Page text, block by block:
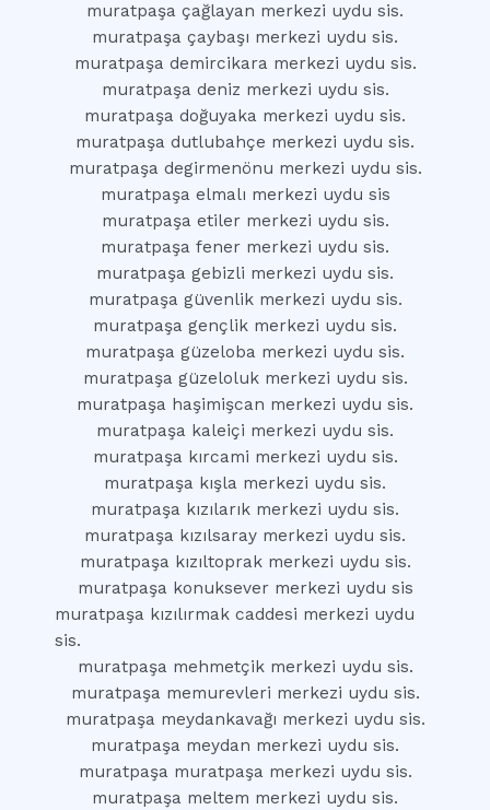
muratpaşa çağlayan merkezi uydu sis.
muratpaşa çaybaşı merkezi uydu sis.
muratpaşa demircikara merkezi uydu sis.
muratpaşa deniz merkezi uydu sis.
muratpaşa doğuyaka merkezi uydu sis.
muratpaşa dutlubahçe merkezi uydu sis.
muratpaşa degirmenönu merkezi uydu sis.
muratpaşa elmalı merkezi uydu sis
muratpaşa etiler merkezi uydu sis.
muratpaşa fener merkezi uydu sis.
muratpaşa gebizli merkezi uydu sis.
muratpaşa güvenlik merkezi uydu sis.
muratpaşa gençlik merkezi uydu sis.
muratpaşa güzeloba merkezi uydu sis.
muratpaşa güzeloluk merkezi uydu sis.
muratpaşa haşimişcan merkezi uydu sis.
muratpaşa kaleiçi merkezi uydu sis.
muratpaşa kırcami merkezi uydu sis.
muratpaşa kışla merkezi uydu sis.
muratpaşa kızılarık merkezi uydu sis.
muratpaşa kızılsaray merkezi uydu sis.
muratpaşa kızıltoprak merkezi uydu sis.
muratpaşa konuksever merkezi uydu sis
muratpaşa kızılırmak caddesi merkezi uydu
sis.
muratpaşa mehmetçik merkezi uydu sis.
muratpaşa memurevleri merkezi uydu sis.
muratpaşa meydankavağı merkezi uydu sis.
muratpaşa meydan merkezi uydu sis.
muratpaşa muratpaşa merkezi uydu sis.
muratpaşa meltem merkezi uydu sis.